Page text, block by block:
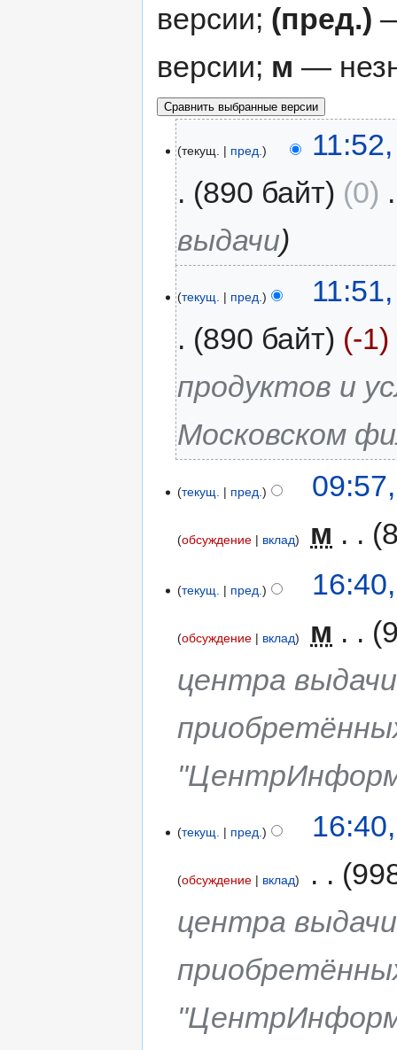
версии; (пред.)
версии; м —
текущ. пред.
890 байт
0
выдачи
текущ. пред.
890 байт
-1
продуктов и
Московском
текущ. пред.
обсуждение вклад м
текущ. пред.
обсуждение вклад м
центра
текущ. пред.
обсуждение вклад
центра